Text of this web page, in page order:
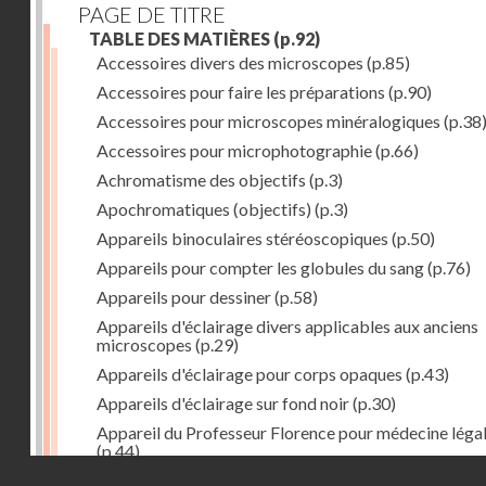
PAGE DE TITRE
TABLE DES MATIÈRES (p.92)
Accessoires divers des microscopes (p.85)
Accessoires pour faire les préparations (p.90)
Accessoires pour microscopes minéralogiques (p.38)
Accessoires pour microphotographie(p.66)
Achromatisme des objectifs (p.3)
Apochromatiques (objectifs) (p.3)
Appareils binoculaires stéréoscopiques (p.50)
Appareils pour compter les globules du sang(p.76)
Appareils pour dessiner(p.58)
Appareils d'éclairage divers applicables aux anciens
microscopes (p.29)
Appareils d'éclairage pour corps opaques (p.43)
Appareils d'éclairage sur fond noir(p.30)
Appareil du Professeur Florence pour médecine
(p.44)